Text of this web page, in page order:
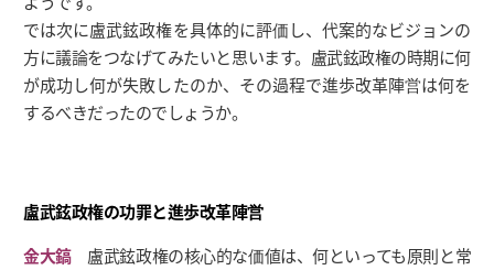
では次に盧武鉉政権を具体的に評価し、代案的なビジョンの
方に議論をつなげてみたいと思います。盧武鉉政権の時期に何
が成功し何が失敗したのか、その過程で進歩改革陣営は何を
するべきだったのでしょうか。
盧武鉉政権の功罪と進歩改革陣営
金大鎬盧武鉉政権の核心的な価値は、何といっても原則と常